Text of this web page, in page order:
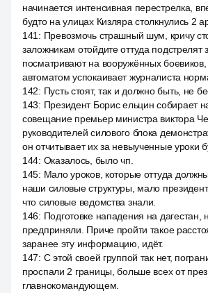
начинается интенсивная перестрелка,
будто на улицах Кизляра столкнулись 2
141 : Превозмочь страшный шум, кричу
заложникам отойдите оттуда подстрелят
посматривают на вооружённых боевиков,
автоматом успокаивает журналиста
142: Пусть стоят, так и должно быть, не
143: Президент Борис ельцин собирает
совещание премьер министра виктора
руководителей силового блока
он отчитывает их за невыученные уроки
144: Оказалось, было чп.
145: Мало уроков, которые оттуда
наши силовые структуры, мало
что силовые ведомства знали.
146: Подготовке нападения на дагестан,
предприняли. Приче пройти такое
заранее эту информацию, идёт.
147: С этой своей группой так нет,
проспали 2 границы, больше всех от
главнокомандующем.